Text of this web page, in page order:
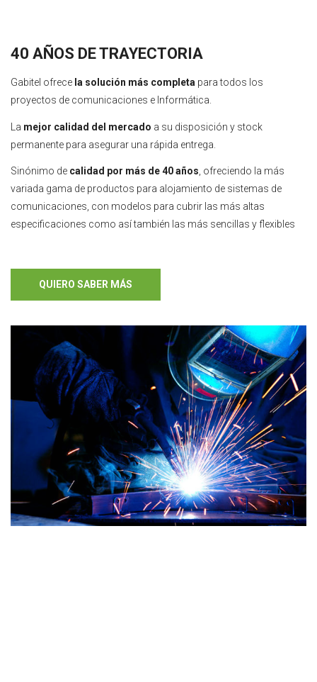
40 AÑOS DE TRAYECTORIA
Gabitel ofrece la solución más completa para todos los
proyectos de comunicaciones e Informática.
La mejor calidad del mercado a su disposición y stock
permanente para asegurar una rápida entrega.
Sinónimo de calidad por más de 40 años , ofreciendo la más
variada gama de productos para alojamiento de sistemas de
comunicaciones, con modelos para cubrir las más altas
especificaciones como así también las más sencillas y flexibles
QUIERO SABER MÁS